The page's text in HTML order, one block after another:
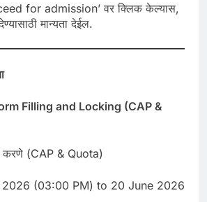
for admission’ वर क्लिक केल्यास,
मान्यता देईल.
Filling and Locking (CAP &
करणे (CAP & Quota)
2026 (03:00 PM) to 20 June 2026